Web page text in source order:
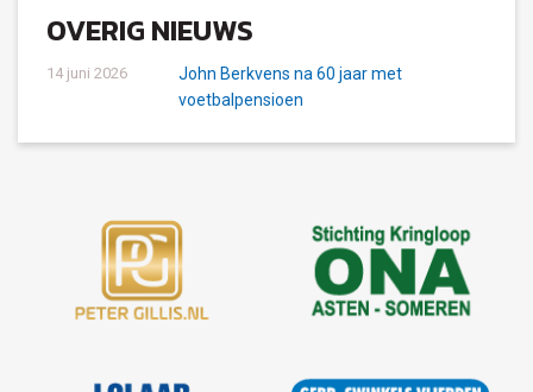
OVERIG NIEUWS
14 juni 2026
John Berkvens na 60 jaar met
voetbalpensioen